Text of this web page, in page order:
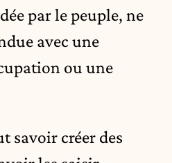
par le peuple, ne
avec une
ou une
savoir créer des